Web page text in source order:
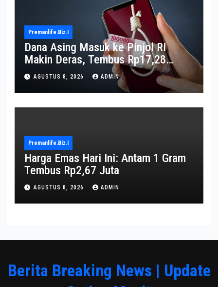
Premanlife.biz.i
Dana Asing Masuk ke Pinjol RI
Makin Deras, Tembus Rp17,28
Triliun per Juni 2026
AGUSTUS 8, 2026 ADMIN
Premanlife.biz.i
Harga Emas Hari Ini: Antam 1 Gram
Tembus Rp2,67 Juta
AGUSTUS 8, 2026 ADMIN
Berita Breaking News | Update